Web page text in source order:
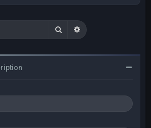
RechercherRecherche avancée